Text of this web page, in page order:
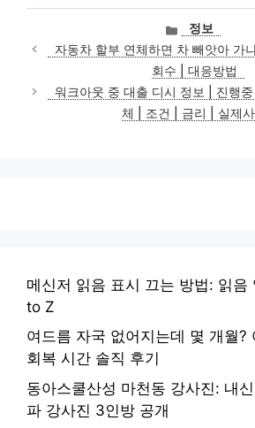
카
테
고
리
정보
자동차 할부 연체하면 차 빼앗아 가
회수 | 대응방법
워크아웃 중 대출 디시 정보 | 진행
체 | 조건 | 금리 | 실제
메신저 읽음 표시 끄는 방법: 읽음
to Z
여드름 자국 없어지는데 몇 개월?
회복 시간 솔직 후기
동아스쿨산성 마천동 강사진: 내
파 강사진 3인방 공개